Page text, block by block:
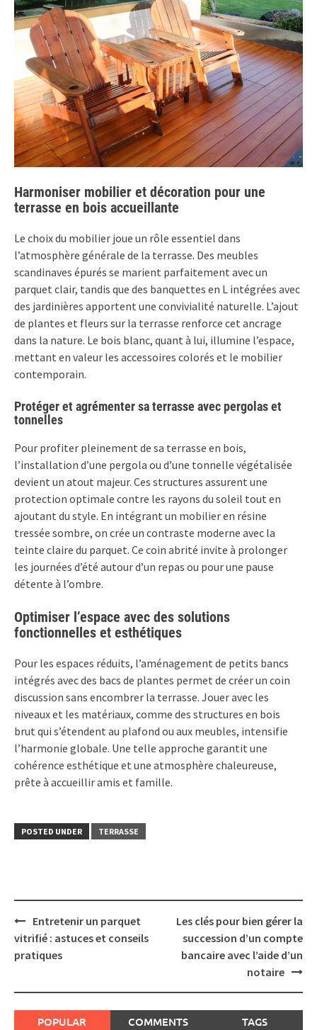
Harmoniser mobilier et décoration pour une
terrasse en bois accueillante
Le choix du mobilier joue un rôle essentiel dans
l’atmosphère générale de la terrasse. Des meubles
scandinaves épurés se marient parfaitement avec un
parquet clair, tandis que des banquettes en L intégrées avec
des jardinières apportent une convivialité naturelle. L’ajout
de plantes et fleurs sur la terrasse renforce cet ancrage
dans la nature. Le bois blanc, quant à lui, illumine l’espace,
mettant en valeur les accessoires colorés et le mobilier
contemporain.
Protéger et agrémenter sa terrasse avec pergolas et
tonnelles
Pour profiter pleinement de sa terrasse en bois,
l’installation d’une pergola ou d’une tonnelle végétalisée
devient un atout majeur. Ces structures assurent une
protection optimale contre les rayons du soleil tout en
ajoutant du style. En intégrant un mobilier en résine
tressée sombre, on crée un contraste moderne avec la
teinte claire du parquet. Ce coin abrité invite à prolonger
les journées d’été autour d’un repas ou pour une pause
détente à l’ombre.
Optimiser l’espace avec des solutions
fonctionnelles et esthétiques
Pour les espaces réduits, l’aménagement de petits bancs
intégrés avec des bacs de plantes permet de créer un coin
discussion sans encombrer la terrasse. Jouer avec les
niveaux et les matériaux, comme des structures en bois
brut qui s’étendent au plafond ou aux meubles, intensifie
l’harmonie globale. Une telle approche garantit une
cohérence esthétique et une atmosphère chaleureuse,
prête à accueillir amis et famille.
POSTED UNDER TERRASSE
Post
navigation
Entretenir un parquet
vitrifié : astuces et conseils
pratiques
Les clés pour bien gérer la
succession d’un compte
bancaire avec l’aide d’un
notaire
POPULAR COMMENTS TAGS